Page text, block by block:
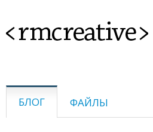
<rmcreative>
БЛОГ ФАЙЛЫ